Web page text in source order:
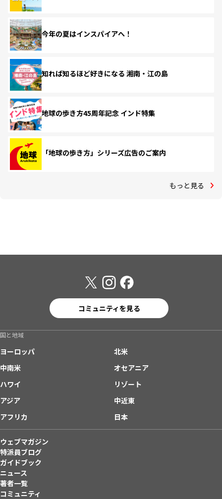
今年の夏はインスパイアへ！
知れば知るほど好きになる 湘南・江の島
地球の歩き方45周年記念 インド特集
「地球の歩き方」シリーズ広告のご案内
もっと見る
コミュニティを見る
国と地域
ヨーロッパ
北米
中南米
オセアニア
ハワイ
リゾート
アジア
中近東
アフリカ
日本
ウェブマガジン
特派員ブログ
ガイドブック
ニュース
著者一覧
コミュニティ